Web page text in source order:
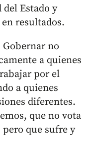
Estado y
resultados.
no
a quienes
por el
a quienes
diferentes.
que no vota
pero que sufre y